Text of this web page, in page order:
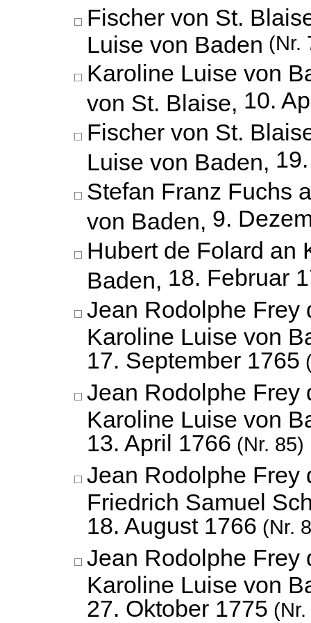
Fischer von St.
Luise von Baden (Nr.
Karoline Luise von
von St. Blaise, 10.
Fischer von St.
Luise von Baden,
Stefan Franz Fuchs
von Baden, 9.
Hubert de Folard an
Baden, 18. Februar
Jean Rodolphe Frey
Karoline Luise von
17. September 1765
Jean Rodolphe Frey
Karoline Luise von
13. April 1766 (Nr. 85)
Jean Rodolphe Frey
Friedrich Samuel
18. August 1766 (Nr.
Jean Rodolphe Frey
Karoline Luise von
27. Oktober 1775